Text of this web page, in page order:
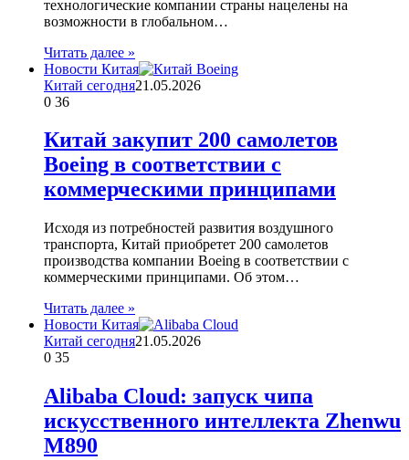
технологические компании страны нацелены на
возможности в глобальном…
Читать далее »
Новости Китая
Китай сегодня21.05.2026
0 36
Китай закупит 200 самолетов
Boeing в соответствии с
коммерческими принципами
Исходя из потребностей развития воздушного
транспорта, Китай приобретет 200 самолетов
производства компании Boeing в соответствии с
коммерческими принципами. Об этом…
Читать далее »
Новости Китая
Китай сегодня21.05.2026
0 35
Alibaba Cloud: запуск чипа
искусственного интеллекта Zhenwu
M890